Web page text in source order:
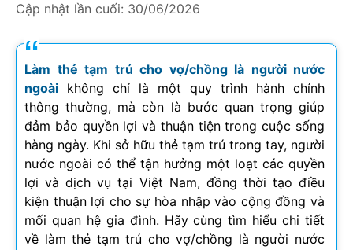
Cập nhật lần cuối: 30/06/2026
Làm thẻ tạm trú cho vợ/chồng là người nước
ngoài không chỉ là một quy trình hành chính
thông thường, mà còn là bước quan trọng giúp
đảm bảo quyền lợi và thuận tiện trong cuộc sống
hàng ngày. Khi sở hữu thẻ tạm trú trong tay, người
nước ngoài có thể tận hưởng một loạt các quyền
lợi và dịch vụ tại Việt Nam, đồng thời tạo điều
kiện thuận lợi cho sự hòa nhập vào cộng đồng và
mối quan hệ gia đình. Hãy cùng tìm hiểu chi tiết
về làm thẻ tạm trú cho vợ/chồng là người nước